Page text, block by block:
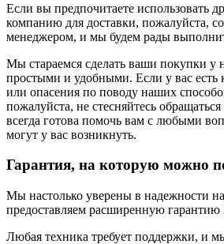
Если вы предпочитаете использовать
компанию для доставки, пожалуйста,
менеджером, и мы будем рады
Мы стараемся сделать ваши покупки у
простыми и удобными. Если у вас есть
или опасения по поводу наших
пожалуйста, не стесняйтесь
всегда готова помочь вам с любыми
могут у вас возникнуть.
Гарантия, на которую можно
Мы настолько уверены в надежности
предоставляем расширенную гарантию
Любая техника требует поддержки, и